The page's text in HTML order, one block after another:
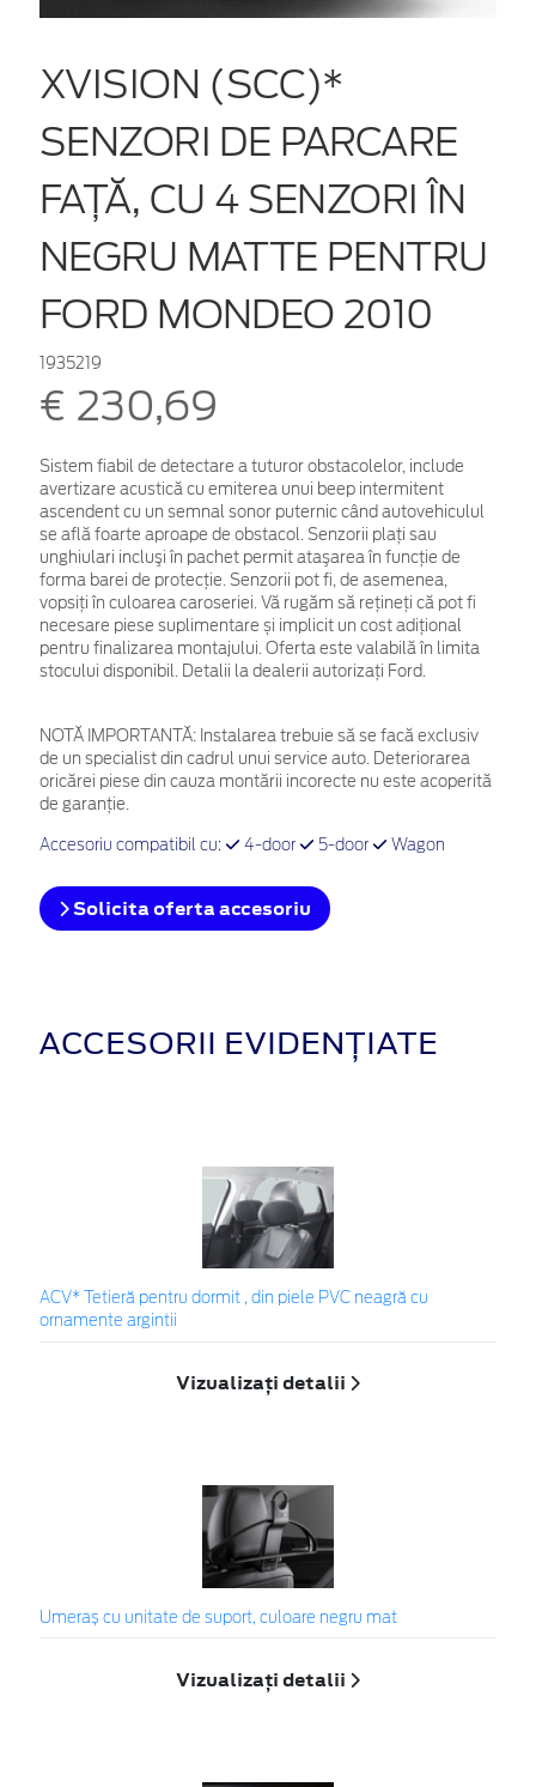
XVISION (SCC)*
SENZORI DE PARCARE
FAŢĂ, CU 4 SENZORI ÎN
NEGRU MATTE PENTRU
FORD MONDEO 2010
1935219
€ 230,69
Sistem fiabil de detectare a tuturor obstacolelor, include
avertizare acustică cu emiterea unui beep intermitent
ascendent cu un semnal sonor puternic când autovehiculul
se află foarte aproape de obstacol. Senzorii plaţi sau
unghiulari incluşi în pachet permit ataşarea în funcţie de
forma barei de protecţie. Senzorii pot fi, de asemenea,
vopsiţi în culoarea caroseriei. Vă rugăm să rețineți că pot fi
necesare piese suplimentare și implicit un cost adițional
pentru finalizarea montajului. Oferta este valabilă în limita
stocului disponibil. Detalii la dealerii autorizați Ford.
NOTĂ IMPORTANTĂ: Instalarea trebuie să se facă exclusiv
de un specialist din cadrul unui service auto. Deteriorarea
oricărei piese din cauza montării incorecte nu este acoperită
de garanţie.
Accesoriu compatibil cu: 4-door 5-door Wagon
Solicita oferta accesoriu
ACCESORII EVIDENȚIATE
ACV* Tetieră pentru dormit , din piele PVC neagră cu
ornamente argintii
Vizualizați detalii
Umeraș cu unitate de suport, culoare negru mat
Vizualizați detalii